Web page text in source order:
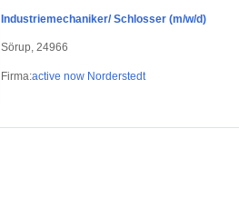
Industriemechaniker/ Schlosser (m/w/d)
Sörup, 24966
Firma:active now Norderstedt